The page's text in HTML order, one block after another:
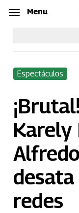
Skip
content
Menu
Espectáculos
Karely
redes
Menu